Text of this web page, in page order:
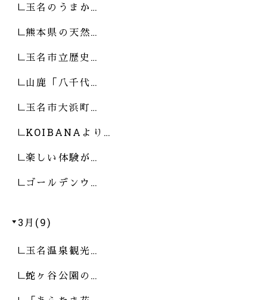
玉名のうまか…
熊本県の天然…
玉名市立歴史…
山鹿「八千代…
玉名市大浜町…
KOIBANAより…
楽しい体験が…
ゴールデンウ…
3月(9)
玉名温泉観光…
蛇ヶ谷公園の…